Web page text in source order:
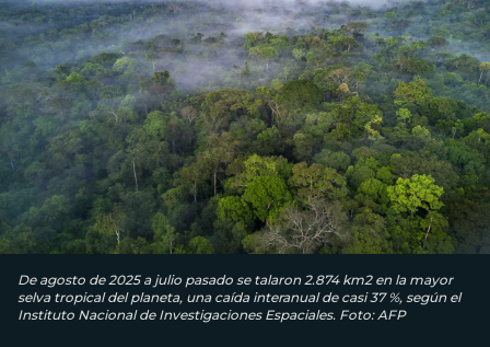
De agosto de 2025 a julio pasado se talaron 2.874 km2 en la mayor
selva tropical del planeta, una caída interanual de casi 37 %, según el
Instituto Nacional de Investigaciones Espaciales. Foto: AFP